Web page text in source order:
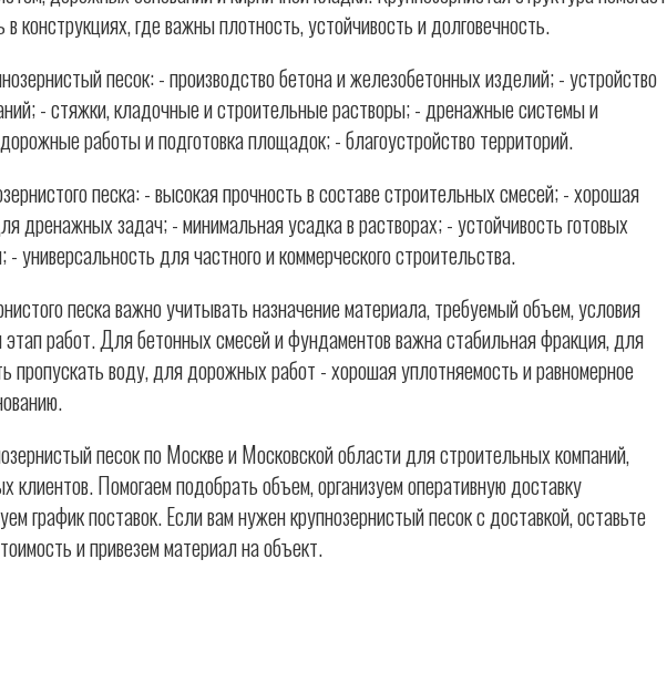
конструкциях, где важны плотность, устойчивость и долговечность.
песок: - производство бетона и железобетонных изделий; - устройство
- стяжки, кладочные и строительные растворы; - дренажные системы и
работы и подготовка площадок; - благоустройство территорий.
песка: - высокая прочность в составе строительных смесей; - хорошая
дренажных задач; - минимальная усадка в растворах; - устойчивость готовых
- универсальность для частного и коммерческого строительства.
песка важно учитывать назначение материала, требуемый объем, условия
работ. Для бетонных смесей и фундаментов важна стабильная фракция, для
пропускать воду, для дорожных работ - хорошая уплотняемость и равномерное
песок по Москве и Московской области для строительных компаний,
клиентов. Помогаем подобрать объем, организуем оперативную доставку
график поставок. Если вам нужен крупнозернистый песок с доставкой, оставьте
и привезем материал на объект.